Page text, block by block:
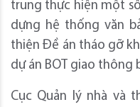
trung thực hiện một
dựng hệ thống văn
thiện Đề án tháo gỡ
dự án BOT giao thông
Cục Quản lý nhà và